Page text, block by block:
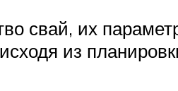
свай, их
из